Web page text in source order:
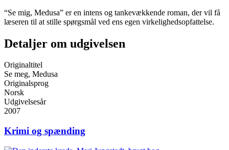
“Se mig, Medusa” er en intens og tankevækkende roman, der vil få
læseren til at stille spørgsmål ved ens egen virkelighedsopfattelse.
Detaljer om udgivelsen
Originaltitel
Se meg, Medusa
Originalsprog
Norsk
Udgivelsesår
2007
Krimi og spænding